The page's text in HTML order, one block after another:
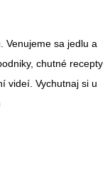
Venujeme sa jedlu a
chutné recepty
videí. Vychutnaj si u